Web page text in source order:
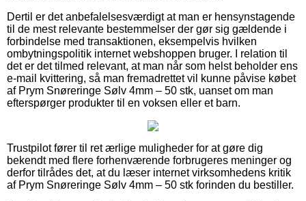
Dertil er det anbefalelsesværdigt at man er hensynstagende
til de mest relevante bestemmelser der gør sig gældende i
forbindelse med transaktionen, eksempelvis hvilken
ombytningspolitik internet webshoppen bruger. I relation til
det er det tilmed relevant, at man når som helst beholder ens
e-mail kvittering, så man fremadrettet vil kunne påvise købet
af Prym Snøreringe Sølv 4mm – 50 stk, uanset om man
efterspørger produkter til en voksen eller et barn.
Trustpilot fører til ret ærlige muligheder for at gøre dig
bekendt med flere forhenværende forbrugeres meninger og
derfor tilrådes det, at du læser internet virksomhedens kritik
af Prym Snøreringe Sølv 4mm – 50 stk forinden du bestiller.